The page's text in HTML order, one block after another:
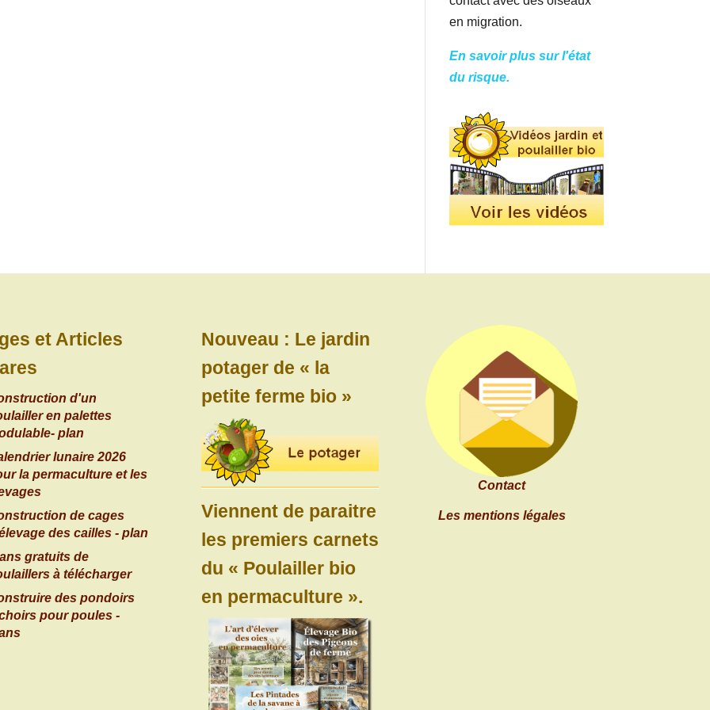
en migration.
En savoir plus sur l'état
du risque.
et Articles
d'un
en palettes
plan
lunaire 2026
la permaculture et les
de cages
des cailles - plan
gratuits de
à télécharger
des pondoirs
pour poules -
Nouveau : Le jardin
potager de « la
petite ferme bio »
Viennent de paraitre
les premiers carnets
du « Poulailler bio
en permaculture ».
Contact
Les mentions légales